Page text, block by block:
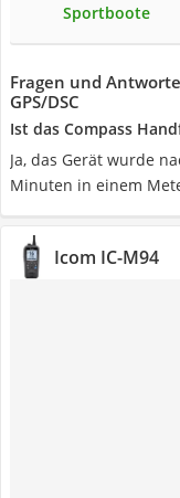
Sportboote
Fragen und
GPS/DSC
Ist das Compass
Ja, das Gerät wurde
Minuten in einem
Icom IC-M94